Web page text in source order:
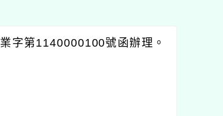
字第1140000100號函辦理。